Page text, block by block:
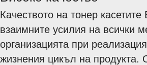
Качеството на тонер
взаимните усилия на всички
организацията при
жизнения цикъл на продукта.